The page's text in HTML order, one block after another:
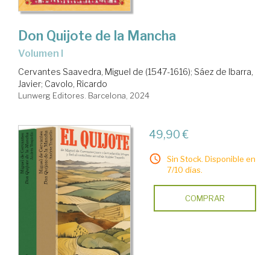
Don Quijote de la Mancha
Volumen I
Cervantes Saavedra, Miguel de (1547-1616); Sáez de Ibarra,
Javier; Cavolo, Ricardo
Lunwerg Editores. Barcelona, 2024
49,90 €
Sin Stock. Disponible en
7/10 días.
COMPRAR